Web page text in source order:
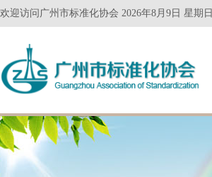
欢迎访问广州市标准化协会 2026年8月9日 星期日